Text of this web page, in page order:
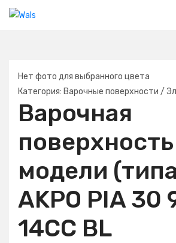
Нет фото для выбранного цвета
Категория: Варочные поверхности /
Варочная
поверхность
модели
AKPO PIA 30
14CC BL